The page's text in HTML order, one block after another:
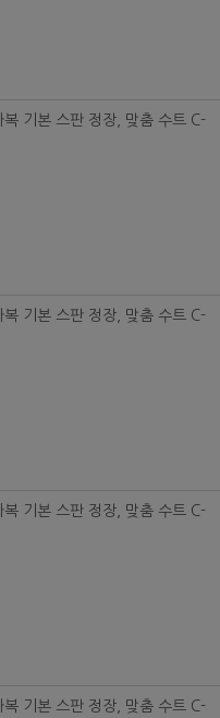
기본 스판 정장, 맞춤 수트 C-
기본 스판 정장, 맞춤 수트 C-
기본 스판 정장, 맞춤 수트 C-
기본 스판 정장, 맞춤 수트 C-